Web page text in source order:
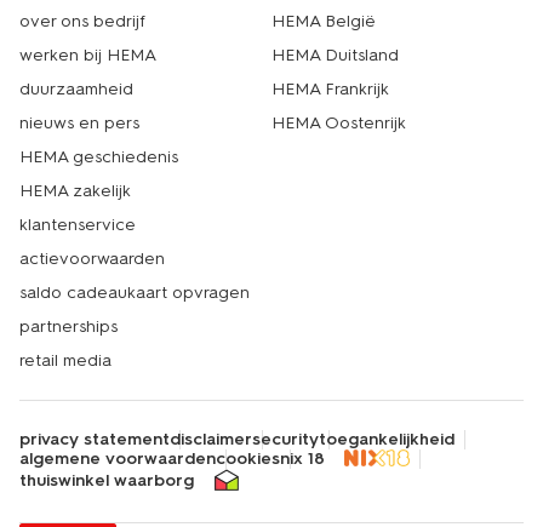
over ons bedrijf
werken bij HEMA
duurzaamheid
nieuws en pers
HEMA geschiedenis
HEMA zakelijk
klantenservice
actievoorwaarden
saldo cadeaukaart opvragen
partnerships
retail media
HEMA België
HEMA Duitsland
HEMA Frankrijk
HEMA Oostenrijk
privacy statementdisclaimersecuritytoegankelijkheid
algemene voorwaardencookiesnix 18
thuiswinkel waarborg